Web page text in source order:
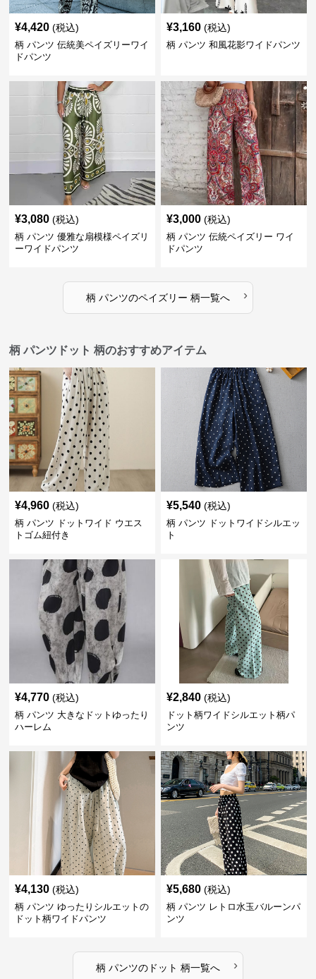
¥4,420 (税込)
柄 パンツ 伝統美ペイズリーワイ
ドパンツ
¥3,160 (税込)
柄 パンツ 和風花影ワイドパンツ
¥3,080 (税込)
柄 パンツ 優雅な扇模様ペイズリ
ーワイドパンツ
¥3,000 (税込)
柄 パンツ 伝統ペイズリー ワイ
ドパンツ
柄 パンツのペイズリー 柄一覧へ ›
柄 パンツドット 柄のおすすめアイテム
¥4,960 (税込)
柄 パンツ ドットワイド ウエス
トゴム紐付き
¥5,540 (税込)
柄 パンツ ドットワイドシルエッ
ト
¥4,770 (税込)
柄 パンツ 大きなドットゆったり
ハーレム
¥2,840 (税込)
ドット柄ワイドシルエット柄パ
ンツ
¥4,130 (税込)
柄 パンツ ゆったりシルエットの
ドット柄ワイドパンツ
¥5,680 (税込)
柄 パンツ レトロ水玉バルーンパ
ンツ
柄 パンツのドット 柄一覧へ ›